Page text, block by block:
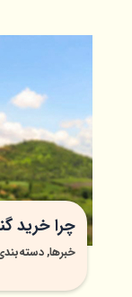
چرا خرید
خبرها,دسته‌بندی